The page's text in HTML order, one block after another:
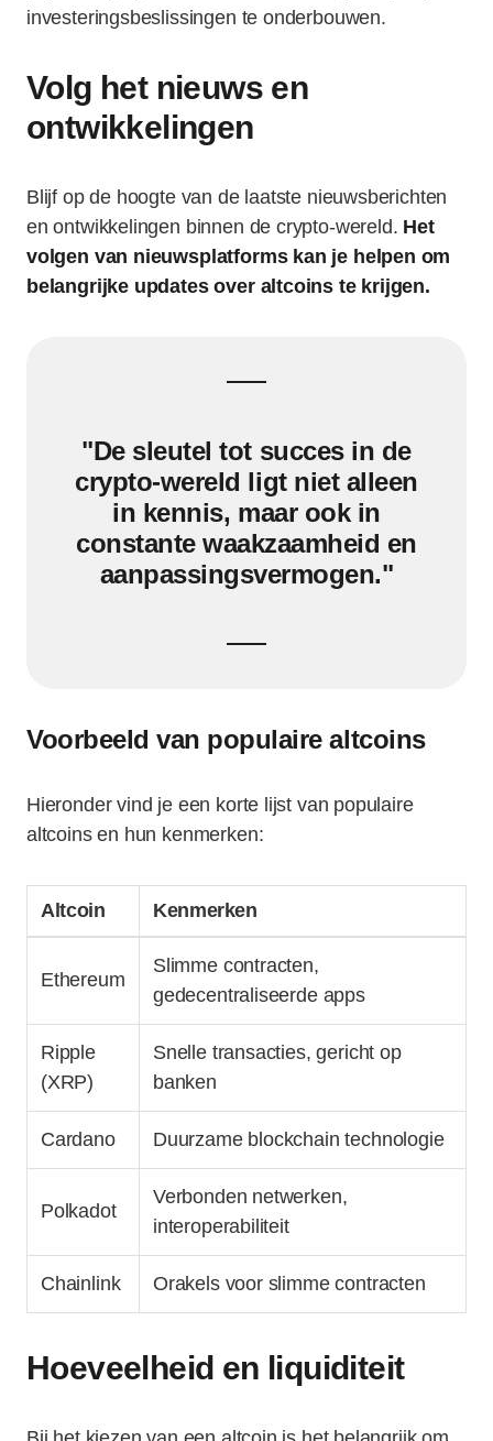
investeringsbeslissingen te onderbouwen.
Volg het nieuws en
ontwikkelingen
Blijf op de hoogte van de laatste nieuwsberichten
en ontwikkelingen binnen de crypto-wereld. Het
volgen van nieuwsplatforms kan je helpen om
belangrijke updates over altcoins te krijgen.
"De sleutel tot succes in de
crypto-wereld ligt niet alleen
in kennis, maar ook in
constante waakzaamheid en
aanpassingsvermogen."
Voorbeeld van populaire altcoins
Hieronder vind je een korte lijst van populaire
altcoins en hun kenmerken:
Altcoin Kenmerken
Ethereum
Slimme contracten,
gedecentraliseerde apps
Ripple
(XRP)
Snelle transacties, gericht op
banken
Cardano Duurzame blockchain technologie
Polkadot
Verbonden netwerken,
interoperabiliteit
Chainlink Orakels voor slimme contracten
Hoeveelheid en liquiditeit